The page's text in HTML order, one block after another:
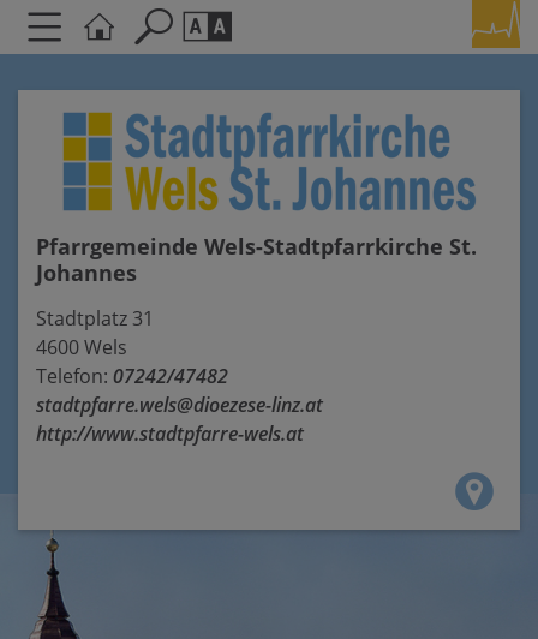
Schriftgröße
AAA
Kontrasteinstellungen
A A
Pfarrgemeinde Wels-Stadtpfarrkirche St.
Johannes
Stadtplatz 31
4600 Wels
Telefon: 07242/47482
stadtpfarre.wels@dioezese-linz.at
http://www.stadtpfarre-wels.at